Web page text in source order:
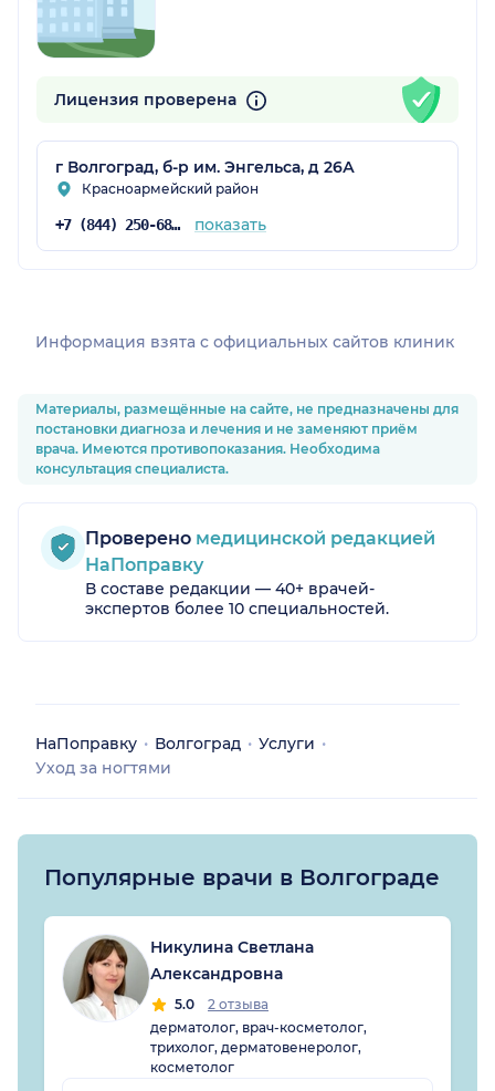
Лицензия проверена
г Волгоград, б-р им. Энгельса, д 26А
Красноармейский район
+7 (844) 250-68-28 показать
Информация взята c официальных сайтов клиник
Материалы, размещённые на сайте, не предназначены для
постановки диагноза и лечения и не заменяют приём
врача. Имеются противопоказания. Необходима
консультация специалиста.
Проверено медицинской редакцией
НаПоправку
В составе редакции — 40+ врачей-
экспертов более 10 специальностей.
НаПоправку Волгоград
Услуги
Уход за ногтями
Популярные врачи в Волгограде
Никулина Светлана
Александровна
5.0
2 отзыва
дерматолог, врач-косметолог,
трихолог, дерматовенеролог,
косметолог